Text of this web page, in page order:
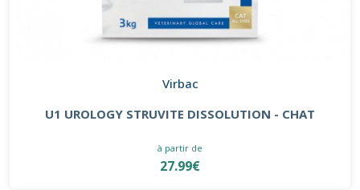
Virbac
U1 UROLOGY STRUVITE DISSOLUTION - CHAT
à partir de
27.99€